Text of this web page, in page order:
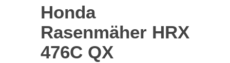
Honda
Rasenmäher HRX
476C QX